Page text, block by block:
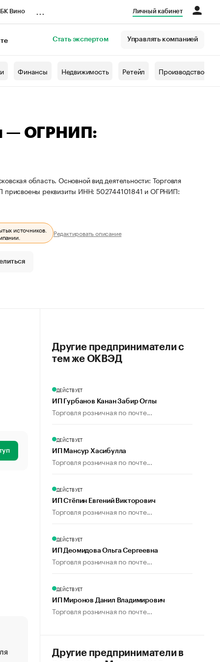
Вино Личный кабинет
Стать экспертом Управлять компанией
Финансы Недвижимость Ретейл Производство
— ОГРНИП:
область. Основной вид деятельности: Торговля
присвоены реквизиты ИНН: 502744101841 и ОГРНИП:
источников.
Редактировать описание
«От спорта тело стареет иначе». Как живет глава
Другие предприниматели с
тем же ОКВЭД
ДЕЙСТВУЕТ
ИП Гурбанов Канан Забир Оглы
Торговля розничная по почте...
ДЕЙСТВУЕТ
ИП Мансур Хасибулла
Торговля розничная по почте...
ДЕЙСТВУЕТ
ИП Стёпин Евгений Викторович
Торговля розничная по почте...
ДЕЙСТВУЕТ
ИП Деомидова Ольга Сергеевна
Торговля розничная по почте...
ДЕЙСТВУЕТ
ИП Миронов Данил Владимирович
Торговля розничная по почте...
Другие предприниматели в